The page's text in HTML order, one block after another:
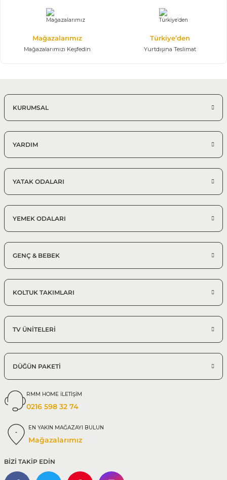
Mağazalarımız
Mağazalarımızı Keşfedin
Türkiye’den
Yurtdışına Teslimat
KURUMSAL
YARDIM
YATAK ODALARI
YEMEK ODALARI
GENÇ & BEBEK
KOLTUK TAKIMLARI
TV ÜNİTELERİ
DÜĞÜN PAKETİ
RMM HOME İLETİŞİM
0216 598 32 74
EN YAKIN MAĞAZAYI BULUN
Mağazalarımız
BİZİ TAKİP EDİN